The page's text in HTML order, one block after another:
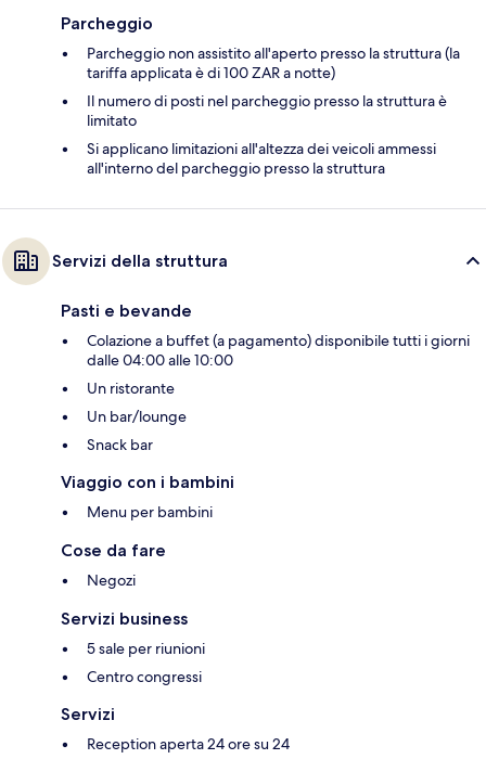
Parcheggio
Parcheggio non assistito all'aperto presso la struttura (la
tariffa applicata è di 100 ZAR a notte)
Il numero di posti nel parcheggio presso la struttura è
limitato
Si applicano limitazioni all'altezza dei veicoli ammessi
all'interno del parcheggio presso la struttura
Servizi della struttura
Pasti e bevande
Colazione a buffet (a pagamento) disponibile tutti i giorni
dalle 04:00 alle 10:00
Un ristorante
Un bar/lounge
Snack bar
Viaggio con i bambini
Menu per bambini
Cose da fare
Negozi
Servizi business
5 sale per riunioni
Centro congressi
Servizi
Reception aperta 24 ore su 24